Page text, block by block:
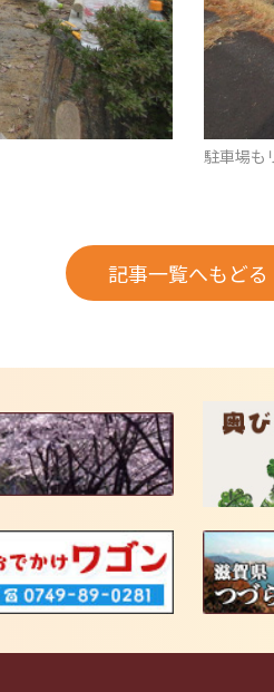
駐車場も
記事一覧へもどる